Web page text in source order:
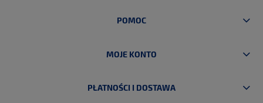
POMOC
MOJE KONTO
PŁATNOŚCI I DOSTAWA